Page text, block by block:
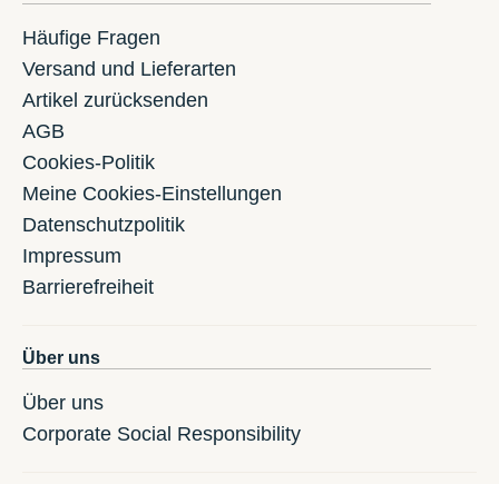
Häufige Fragen
Versand und Lieferarten
Artikel zurücksenden
AGB
Cookies-Politik
Meine Cookies-Einstellungen
Datenschutzpolitik
Impressum
Barrierefreiheit
Über uns
Über uns
Corporate Social Responsibility